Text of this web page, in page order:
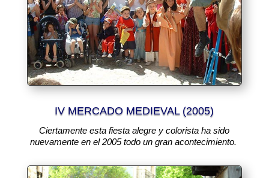
IV MERCADO MEDIEVAL (2005)
Ciertamente esta fiesta alegre y colorista ha sido
nuevamente en el 2005 todo un gran acontecimiento.